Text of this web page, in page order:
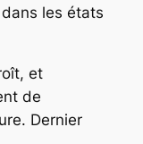
les états
et
de
Dernier